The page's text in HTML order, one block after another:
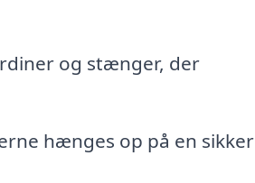
og stænger, der
hænges op på en sikker